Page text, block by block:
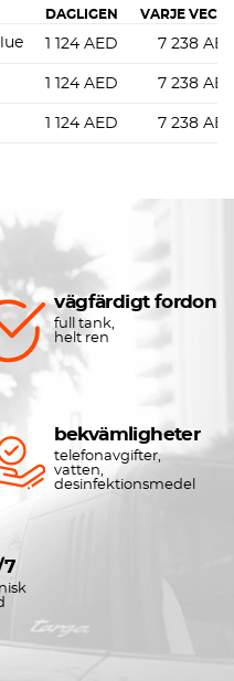
DAGLIGEN VARJE
1 124 AED 7 238
1 124 AED 7 238
1 124 AED 7 238
vägfärdigt fordon
full tank,
helt ren
bekvämligheter
telefonavgifter,
vatten,
desinfektionsmedel
7